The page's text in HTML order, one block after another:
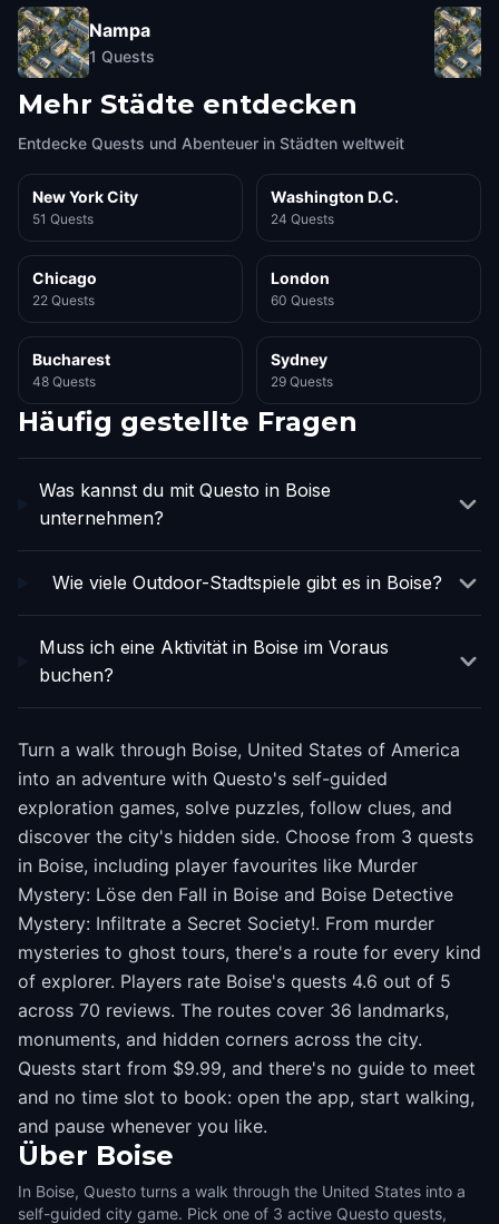
Nampa
1 Quests
Mehr Städte entdecken
Entdecke Quests und Abenteuer in Städten weltweit
New York City
51 Quests
Washington D.C.
24 Quests
Chicago
22 Quests
London
60 Quests
Bucharest
48 Quests
Sydney
29 Quests
Häufig gestellte Fragen
Was kannst du mit Questo in Boise
unternehmen?
Wie viele Outdoor-Stadtspiele gibt es in Boise?
Muss ich eine Aktivität in Boise im Voraus
buchen?
Turn a walk through Boise, United States of America
into an adventure with Questo's self-guided
exploration games, solve puzzles, follow clues, and
discover the city's hidden side. Choose from 3 quests
in Boise, including player favourites like Murder
Mystery: Löse den Fall in Boise and Boise Detective
Mystery: Infiltrate a Secret Society!. From murder
mysteries to ghost tours, there's a route for every kind
of explorer. Players rate Boise's quests 4.6 out of 5
across 70 reviews. The routes cover 36 landmarks,
monuments, and hidden corners across the city.
Quests start from $9.99, and there's no guide to meet
and no time slot to book: open the app, start walking,
and pause whenever you like.
Über Boise
In Boise, Questo turns a walk through the United States into a
self-guided city game. Pick one of 3 active Questo quests,